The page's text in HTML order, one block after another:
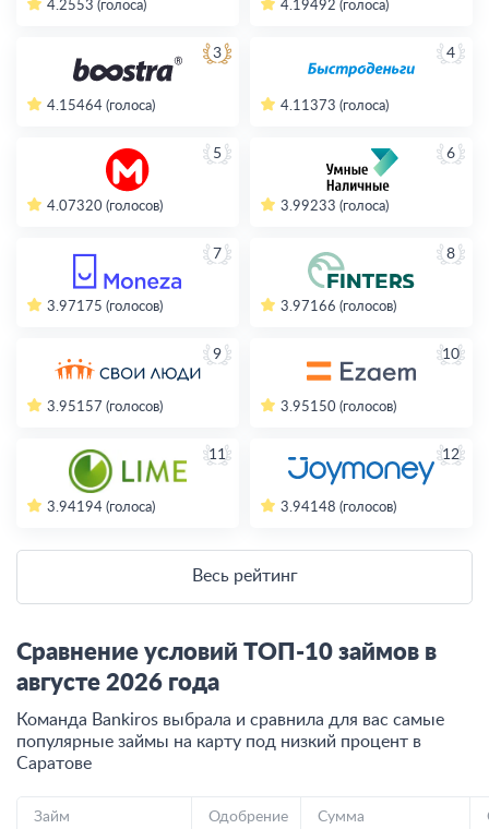
4.2553 (голоса) 4.19492 (голоса)
3
4.15464 (голоса)
4
4.11 373 (голоса)
5
4.07320 (голосов)
6
3.99233 (голоса)
7
3.97175 (голосов)
8
3.97166 (голосов)
9
3.95157 (голосов)
10
3.95150 (голосов)
11
3.94194 (голоса)
12
3.94148 (голосов)
Весь рейтинг
Сравнение условий ТОП-10 займов в
августе 2026 года
Команда Bankiros выбрала и сравнила для вас самые
популярные займы на карту под низкий процент в
Саратове
Займ Одобрение Сумма